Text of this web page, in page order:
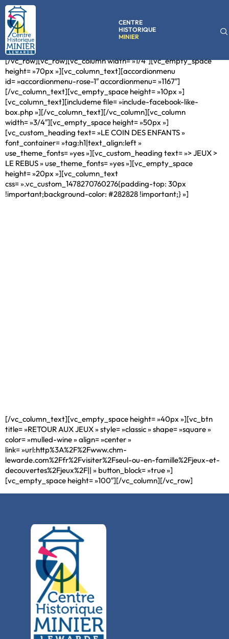
CENTRE
HISTORIQUE
MINIER
[vc_row][vc_column][rev_slider_vc alias= »jeux »][/vc_column]
[/vc_row][vc_row][vc_column width= »1/4″][vc_empty_space
height= »70px »][vc_column_text][accordionmenu
id= »accordionmenu-rose-1″ accordionmenu= »1167″]
[/vc_column_text][vc_empty_space height= »10px »]
[vc_column_text][includeme file= »include-facebook-like-
box.php »][/vc_column_text][/vc_column][vc_column
width= »3/4″][vc_empty_space height= »50px »]
[vc_custom_heading text= »LE COIN DES ENFANTS »
font_container= »tag:h1|text_align:left »
use_theme_fonts= »yes »][vc_custom_heading text= »> JEUX >
LE REBUS » use_theme_fonts= »yes »][vc_empty_space
height= »20px »][vc_column_text
css= ».vc_custom_1478270760276{padding-top: 30px
!important;background-color: #282828 !important;} »]
[/vc_column_text][vc_empty_space height= »40px »][vc_btn
title= »RETOUR AUX JEUX » style= »classic » shape= »square »
color= »mulled-wine » align= »center »
link= »url:http%3A%2F%2Fwww.chm-
lewarde.com%2Ffr%2Fvisiter%2Fseul-ou-en-famille%2Fjeux-et-
decouvertes%2Fjeux%2F|| » button_block= »true »]
[vc_empty_space height= »100″][/vc_column][/vc_row]